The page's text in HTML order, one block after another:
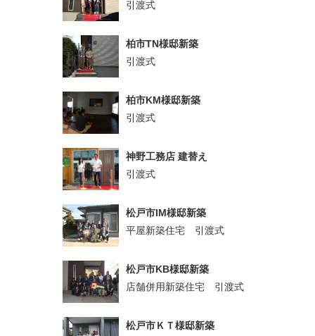
引渡式
柏市TN様邸新築
引渡式
柏市KM様邸新築
引渡式
神野工務店 建替え
引渡式
松戸市IM様邸新築
平屋新築住宅 引渡式
松戸市KB様邸新築
店舗併用新築住宅 引渡式
松戸市ＫＴ様邸新築